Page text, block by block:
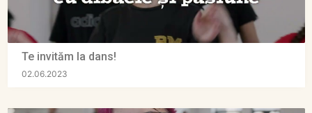
Te invităm la dans!
02.06.2023